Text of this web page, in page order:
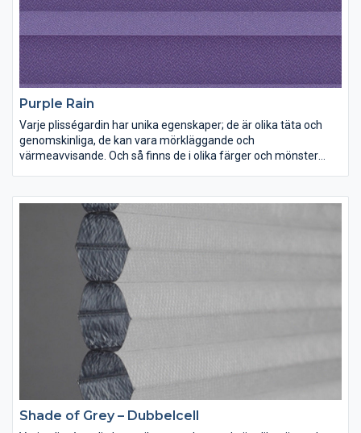
Purple Rain
Varje plisségardin har unika egenskaper; de är olika täta och
genomskinliga, de kan vara mörkläggande och
värmeavvisande. Och så finns de i olika färger och mönster
Shade of Grey – Dubbelcell